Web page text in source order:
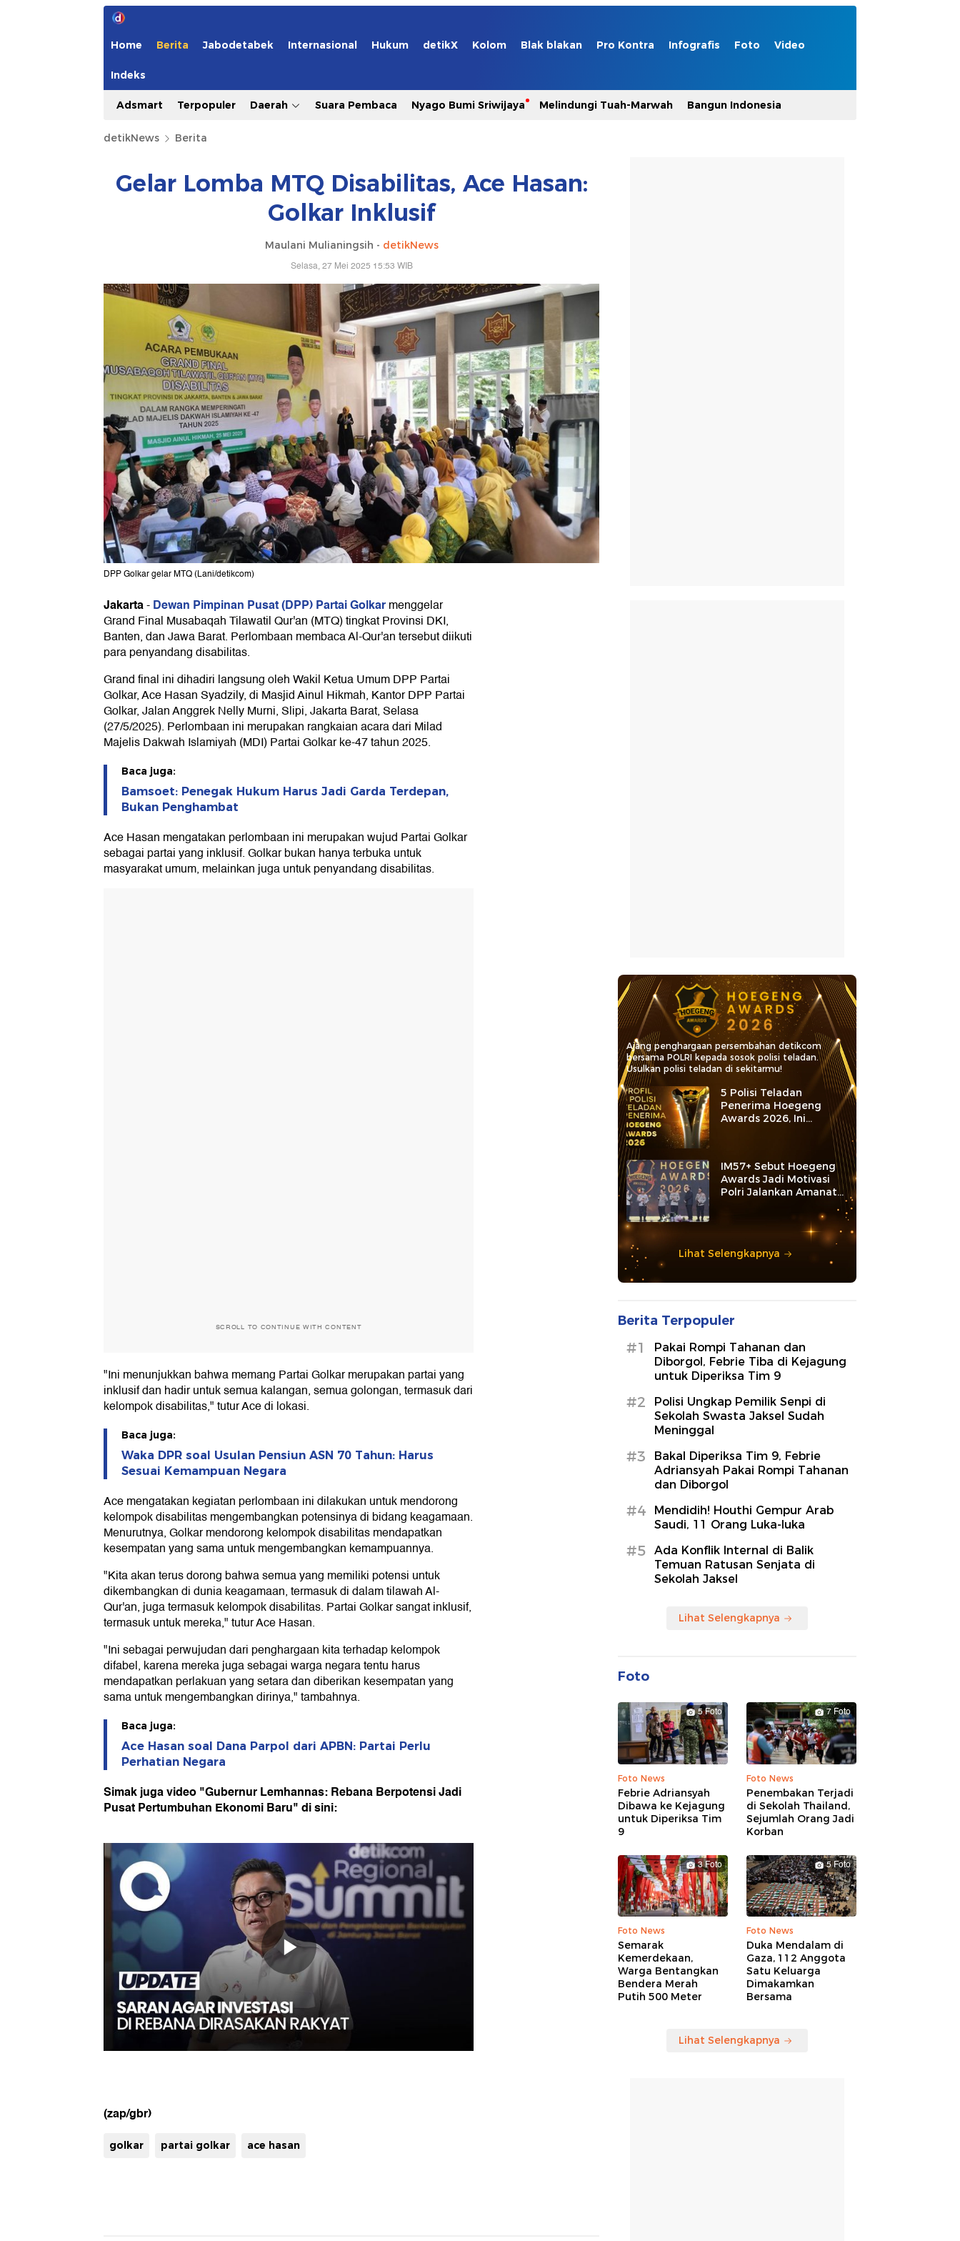
Home Berita Jabodetabek Internasional Hukum detikX Kolom Blak blakan Pro Kontra Infografis Foto Video
Indeks
Adsmart Terpopuler Daerah Suara Pembaca Nyago Bumi Sriwijaya Melindungi Tuah-Marwah Bangun Indonesia
detikNews Berita
Gelar Lomba MTQ Disabilitas, Ace Hasan:
Golkar Inklusif
Maulani Mulianingsih - detikNews
Selasa, 27 Mei 2025 15:53 WIB
DPP Golkar gelar MTQ (Lani/detikcom)
Jakarta-Dewan Pimpinan Pusat (DPP) Partai Golkarmenggelar
Grand Final Musabaqah Tilawatil Qur'an (MTQ) tingkat Provinsi DKI,
Banten, dan Jawa Barat. Perlombaan membaca Al-Qur'an tersebut diikuti
para penyandang disabilitas.
Grand final ini dihadiri langsung oleh Wakil Ketua Umum DPP Partai
Golkar, Ace Hasan Syadzily, di Masjid Ainul Hikmah, Kantor DPP Partai
Golkar, Jalan Anggrek Nelly Murni, Slipi, Jakarta Barat, Selasa
(27/5/2025). Perlombaan ini merupakan rangkaian acara dari Milad
Majelis Dakwah Islamiyah (MDI) Partai Golkar ke-47 tahun 2025.
Baca juga:
Bamsoet: Penegak Hukum Harus Jadi Garda Terdepan,
Bukan Penghambat
Ace Hasan mengatakan perlombaan ini merupakan wujud Partai Golkar
sebagai partai yang inklusif. Golkar bukan hanya terbuka untuk
masyarakat umum, melainkan juga untuk penyandang disabilitas.
SCROLL TO CONTINUE WITH CONTENT
"Ini menunjukkan bahwa memang Partai Golkar merupakan partai yang
inklusif dan hadir untuk semua kalangan, semua golongan, termasuk dari
kelompok disabilitas," tutur Ace di lokasi.
Baca juga:
Waka DPR soal Usulan Pensiun ASN 70 Tahun: Harus
Sesuai Kemampuan Negara
Ace mengatakan kegiatan perlombaan ini dilakukan untuk mendorong
kelompok disabilitas mengembangkan potensinya di bidang keagamaan.
Menurutnya, Golkar mendorong kelompok disabilitas mendapatkan
kesempatan yang sama untuk mengembangkan kemampuannya.
"Kita akan terus dorong bahwa semua yang memiliki potensi untuk
dikembangkan di dunia keagamaan, termasuk di dalam tilawah Al-
Qur'an, juga termasuk kelompok disabilitas. Partai Golkar sangat inklusif,
termasuk untuk mereka," tutur Ace Hasan.
"Ini sebagai perwujudan dari penghargaan kita terhadap kelompok
difabel, karena mereka juga sebagai warga negara tentu harus
mendapatkan perlakuan yang setara dan diberikan kesempatan yang
sama untuk mengembangkan dirinya," tambahnya.
Baca juga:
Ace Hasan soal Dana Parpol dari APBN: Partai Perlu
Perhatian Negara
Simak juga video "Gubernur Lemhannas: Rebana Berpotensi Jadi
Pusat Pertumbuhan Ekonomi Baru" di sini:
(zap/gbr)
golkar partai golkar ace hasan
Ajang penghargaan persembahan detikcom
bersama POLRI kepada sosok polisi teladan.
Usulkan polisi teladan di sekitarmu!
5 Polisi Teladan
Penerima Hoegeng
Awards 2026, Ini
Kategori dan Kiprahnya
IM57+ Sebut Hoegeng
Awards Jadi Motivasi
Polri Jalankan Amanat
Lihat Selengkapnya
Berita Terpopuler
#1
Pakai Rompi Tahanan dan
Diborgol, Febrie Tiba di Kejagung
untuk Diperiksa Tim 9
#2
Polisi Ungkap Pemilik Senpi di
Sekolah Swasta Jaksel Sudah
Meninggal
#3
Bakal Diperiksa Tim 9, Febrie
Adriansyah Pakai Rompi Tahanan
dan Diborgol
#4
Mendidih! Houthi Gempur Arab
Saudi, 11 Orang Luka-luka
#5
Ada Konflik Internal di Balik
Temuan Ratusan Senjata di
Sekolah Jaksel
Lihat Selengkapnya
Foto
5 Foto
Foto News
Febrie Adriansyah
Dibawa ke Kejagung
untuk Diperiksa Tim
9
7 Foto
Foto News
Penembakan Terjadi
di Sekolah Thailand,
Sejumlah Orang Jadi
Korban
3 Foto
Foto News
Semarak
Kemerdekaan,
Warga Bentangkan
Bendera Merah
Putih 500 Meter
5 Foto
Foto News
Duka Mendalam di
Gaza, 112 Anggota
Satu Keluarga
Dimakamkan
Bersama
Lihat Selengkapnya